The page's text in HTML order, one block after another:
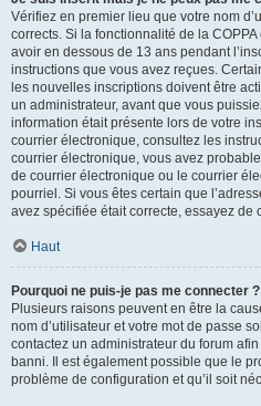
Vérifiez en premier lieu que votre nom
corrects. Si la fonctionnalité de la
avoir en dessous de 13 ans pendant
instructions que vous avez reçues.
les nouvelles inscriptions doivent être
un administrateur, avant que vous
information était présente lors de votre
courrier électronique, consultez les
courrier électronique, vous avez
de courrier électronique ou le courrier
pourriel. Si vous êtes certain que
avez spécifiée était correcte, essayez de
Haut
Pourquoi ne puis-je pas me connecter ?
Plusieurs raisons peuvent en être la
nom d’utilisateur et votre mot de passe
contactez un administrateur du forum
banni. Il est également possible que le
problème de configuration et qu’il soit